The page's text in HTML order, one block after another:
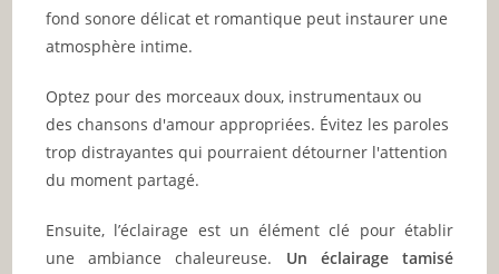
fond sonore délicat et romantique peut instaurer une
atmosphère intime.
Optez pour des morceaux doux, instrumentaux ou
des chansons d'amour appropriées. Évitez les paroles
trop distrayantes qui pourraient détourner l'attention
du moment partagé.
Ensuite, l’éclairage est un élément clé pour établir
une ambiance chaleureuse. Un éclairage tamisé